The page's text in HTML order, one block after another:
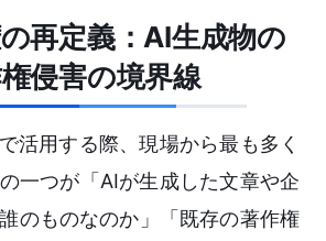
再定義：AI生成物の
侵害の境界線
活用する際、現場から最も多く
一つが「AIが生成した文章や企
のものなのか」「既存の著作権